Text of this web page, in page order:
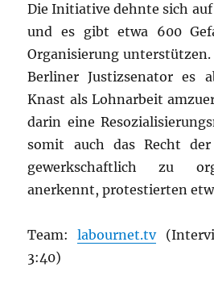
Die Initiative dehnte sich auf
und es gibt etwa 600
Organisierung unterstützen.
Berliner Justizsenator es
Knast als Lohnarbeit
darin eine
somit auch das Recht der
gewerkschaftlich zu
anerkennt, protestierten
Team:labournet.tv
3:40)